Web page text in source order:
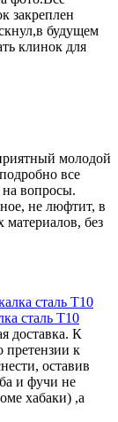
закреплен
будущем
клинок для
молодой
все
на вопросы.
не люфтит, в
без
сталь T10
доставка. К
претензии к
оставив
и фучи не
хабаки) ,а